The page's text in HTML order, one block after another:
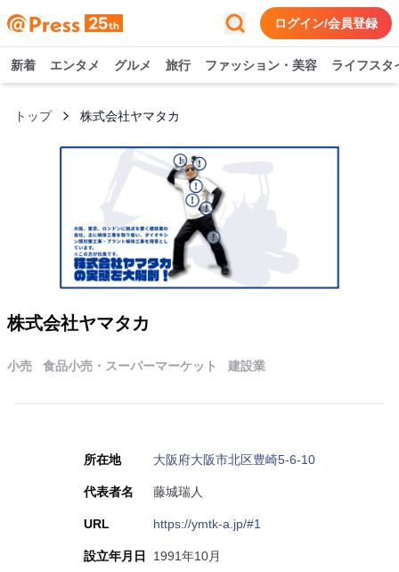
ログイン/会員登録
新着 エンタメ グルメ 旅行 ファッション・美容 ライフスタ
トップ 株式会社ヤマタカ
株式会社ヤマタカ
小売 食品小売・スーパーマーケット 建設業
所在地 大阪府大阪市北区豊崎5-6-10
代表者名 藤城瑞人
URL https://ymtk-a.jp/#1
設立年月日 1991年10月